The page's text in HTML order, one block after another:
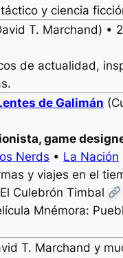
y ciencia
T. Marchand) •
de actualidad,
de Galimán
game
Nerds • La Nación
y viajes en el
Culebrón Timbal
Mnémora:
T. Marchand y